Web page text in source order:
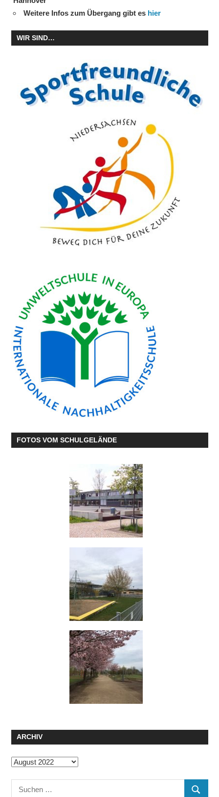
Weitere Infos zum Übergang gibt es hier
WIR SIND…
FOTOS VOM SCHULGELÄNDE
ARCHIV
Archiv
Suchen
SUCHEN